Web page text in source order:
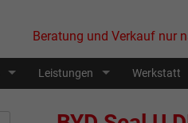
Beratung und Verkauf nur
Leistungen Werkstatt